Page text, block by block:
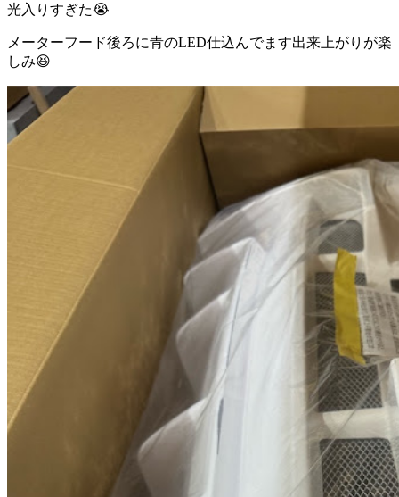
光入りすぎた😭
メーターフード後ろに青のLED仕込んでます出来上がりが楽
しみ😆